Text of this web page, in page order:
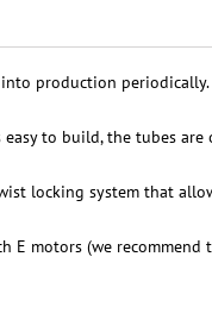
production
to build, the tubes
locking system that
E motors (we recommend